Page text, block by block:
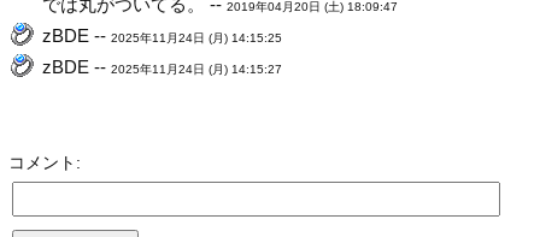
2019年04月20日 (土) 18:09:47
zBDE --2025年11月24日 (月) 14:15:25
zBDE --2025年11月24日 (月) 14:15:27
コメント: